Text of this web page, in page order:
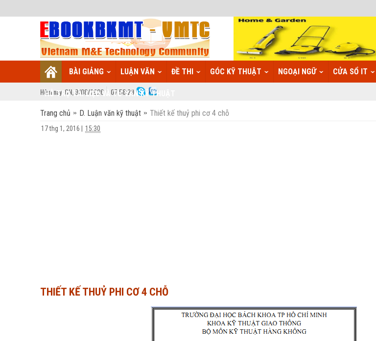
BÀI GIẢNG LUẬN VĂN ĐỀ THI GÓC KỸ THUẬT NGOẠI NGỮ CỬA SỔ IT
HỖ TRỢ TÀI LIỆU VÀ TƯ VẤN KỸ THUẬT
Hôm nay: CN, 9/08/2026 07 58:30
Trang chủ D. Luận văn kỹ thuật Thiết kế thuỷ phi cơ 4 chỗ
17 thg 1, 2016 15:30
THIẾT KẾ THUỶ PHI CƠ 4 CHỖ